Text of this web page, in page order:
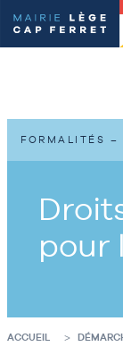
au
contenu
de
au
pied
de
pour
FORMALITÉS –
ACCUEIL